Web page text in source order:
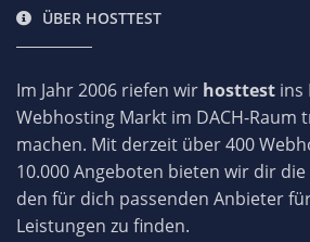
ÜBER HOSTTEST
Im Jahr 2006 riefen wir hosttest ins
Webhosting Markt im DACH-Raum
machen. Mit derzeit über 400
10.000 Angeboten bieten wir dir
den für dich passenden Anbieter
Leistungen zu finden.